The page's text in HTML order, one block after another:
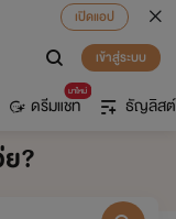
เปิดแอป
เข้าสู่ระบบ
มาใหม่
ดรีมแชท ธัญลิสต์
?